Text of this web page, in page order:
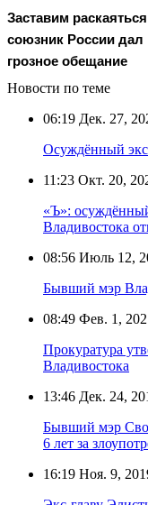
Заставим
союзник России дал
грозное обещание
Новости по теме
06:19 Дек. 27,
Осуждённый
11:23 Окт. 20,
«Ъ»:
Владивостока
08:56 Июль 12,
Бывший мэр
08:49 Фев. 1,
Прокуратура
Владивостока
13:46 Дек. 24,
Бывший мэр
6 лет за
16:19 Ноя. 9,